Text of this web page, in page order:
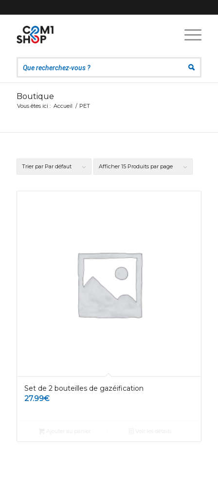
Boutique
Vous êtes ici : Accueil / PET
Trier par Par défaut Afficher 15 Produits par page
Set de 2 bouteilles de gazéification
27.99€